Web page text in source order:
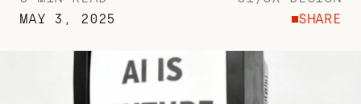
MAY 3, 2025
SHARE